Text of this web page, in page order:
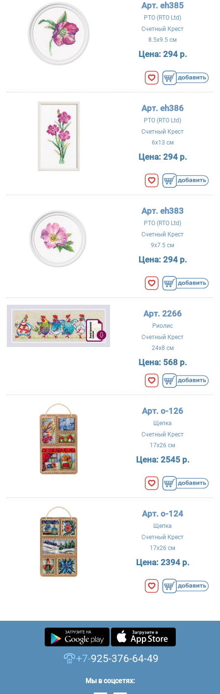
Арт. eh385
РТО (RTO Ltd)
Счетный Крест
8.5x9.5 см
Цена: 294 р.
Арт. eh386
РТО (RTO Ltd)
Счетный Крест
6x13 см
Цена: 294 р.
Арт. eh383
РТО (RTO Ltd)
Счетный Крест
9x7.5 см
Цена: 294 р.
Арт. 2266
Риолис
Счетный Крест
24x8 см
Цена: 568 р.
Арт. о-126
Щепка
Счетный Крест
17x26 см
Цена: 2545 р.
Арт. о-124
Щепка
Счетный Крест
17x26 см
Цена: 2394 р.
+7-925-376-64-49
Мы в соцсетях: